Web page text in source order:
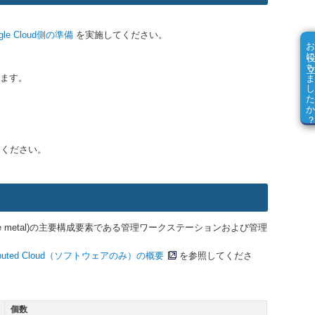
Cloud側の準備 を実施してください。
す。
ださい。
の主要構成要素である管理ワークステーションおよび管理
Cloud（ソフトウェアのみ）の概要 を参照してくださ
個数
お役に立